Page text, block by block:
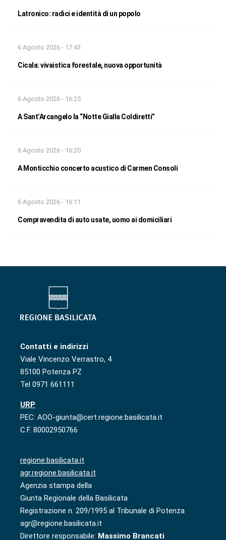
Latronico: radici e identità di un popolo
6 Agosto 2026 - 17:43
Cicala: vivaistica forestale, nuova opportunità
6 Agosto 2026 - 16:25
A Sant’Arcangelo la “Notte Gialla Coldiretti”
6 Agosto 2026 - 16:20
A Monticchio concerto acustico di Carmen Consoli
6 Agosto 2026 - 16:11
Compravendita di auto usate, uomo ai domiciliari
Contatti e indirizzi
Viale Vincenzo Verrastro, 4
85100 Potenza PZ
Tel 0971 661111
URP
PEC: AOO-giunta@cert.regione.basilicata.it
C.F. 80002950766
regione.basilicata.it
agr.regione.basilicata.it
Agenzia stampa della
Giunta Regionale della Basilicata
Registrazione n. 209/1995 al Tribunale di Potenza
agr@regione.basilicata.it
Direttore responsabile: Massimo Brancati